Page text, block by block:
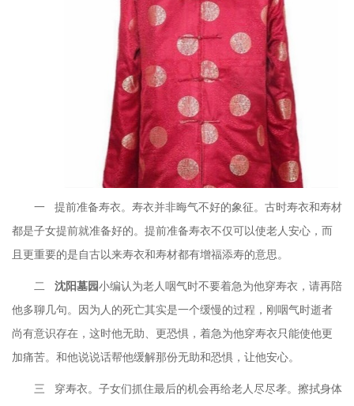
一
提前准备寿衣。寿衣并非晦气不好的象征。古时寿衣和寿材
都是子女提前就准备好的。提前准备寿衣不仅可以使老人安心，而
且更重要的是自古以来寿衣和寿材都有增福添寿的意思。
二 沈阳墓园小编认为老人咽气时不要着急为他穿寿衣，请再陪
他多聊几句。因为人的死亡其实是一个缓慢的过程，刚咽气时逝者
尚有意识存在，这时他无助、更恐惧，着急为他穿寿衣只能使他更
加痛苦。和他说说话帮他缓解那份无助和恐惧，让他安心。
三
穿寿衣。子女们抓住最后的机会再给老人尽尽孝。擦拭身体